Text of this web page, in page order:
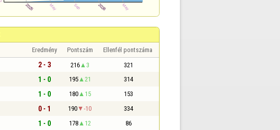
Eredmény Pontszám Ellenfél pontszáma
2 - 3 216 3 321
1 - 0 195 21 314
1 - 0 180 15 153
0 - 1 190 -10 334
1 - 0 178 12 86